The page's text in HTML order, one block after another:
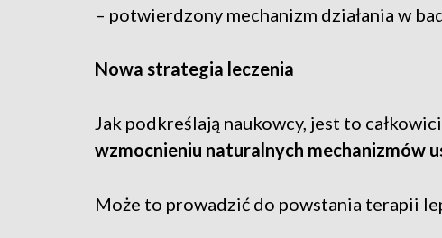
– potwierdzony mechanizm działania w
Nowa strategia leczenia
Jak podkreślają naukowcy, jest to
wzmocnieniu naturalnych mechanizmów
Może to prowadzić do powstania terapii